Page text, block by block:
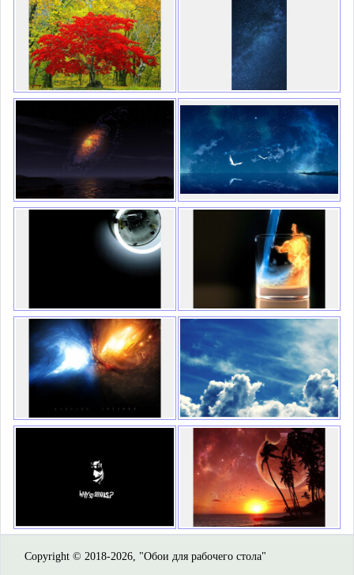
Copyright © 2018-2026, "Обои для рабочего стола"